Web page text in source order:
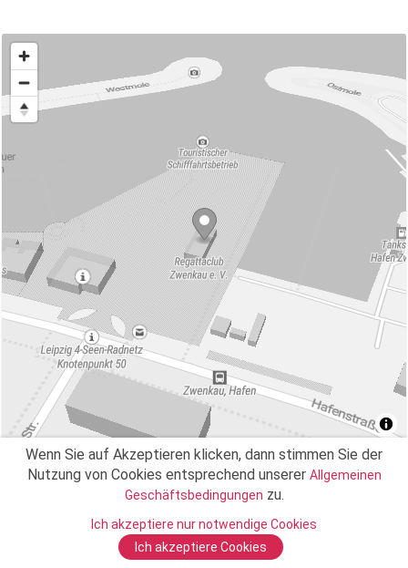
5
Wenn Sie auf Akzeptieren klicken, dann stimmen Sie der
Nutzung von Cookies entsprechend unserer Allgemeinen
Geschäftsbedingungen zu.
Ich akzeptiere nur notwendige Cookies
Ich akzeptiere Cookies